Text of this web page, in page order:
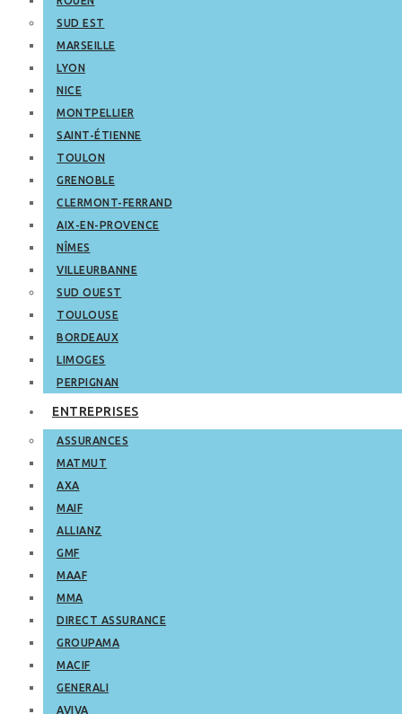
SUD EST
MARSEILLE
LYON
NICE
MONTPELLIER
SAINT-ÉTIENNE
TOULON
GRENOBLE
CLERMONT-FERRAND
AIX-EN-PROVENCE
NÎMES
VILLEURBANNE
SUD OUEST
TOULOUSE
BORDEAUX
LIMOGES
PERPIGNAN
ENTREPRISES
ASSURANCES
MATMUT
AXA
MAIF
ALLIANZ
GMF
MAAF
MMA
DIRECT ASSURANCE
GROUPAMA
MACIF
GENERALI
AVIVA